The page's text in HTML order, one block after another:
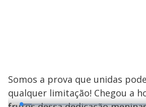
Somos a prova que unidas
qualquer limitação! Chegou a